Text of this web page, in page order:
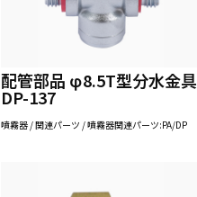
配管部品 φ8.5T型分水金具
DP-137
噴霧器 / 関連パーツ / 噴霧器関連パーツ:PA/DP